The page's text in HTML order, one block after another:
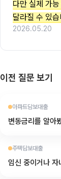
다만 실제 가
달라질 수 있
2026.05.20
이전 질문 보기
아파트담보대출
변동금리를 알아
주택담보대출
임신 중이거나